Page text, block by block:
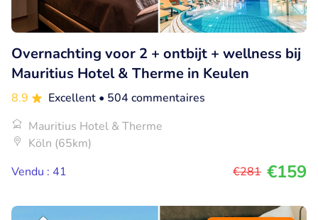
Overnachting voor 2 + ontbijt + wellness bij
Mauritius Hotel & Therme in Keulen
8.9 Excellent • 504 commentaires
Mauritius Hotel & Therme
Köln (65km)
Vendu : 41
€281 €159